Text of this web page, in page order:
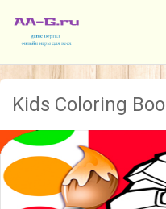
Kids Coloring